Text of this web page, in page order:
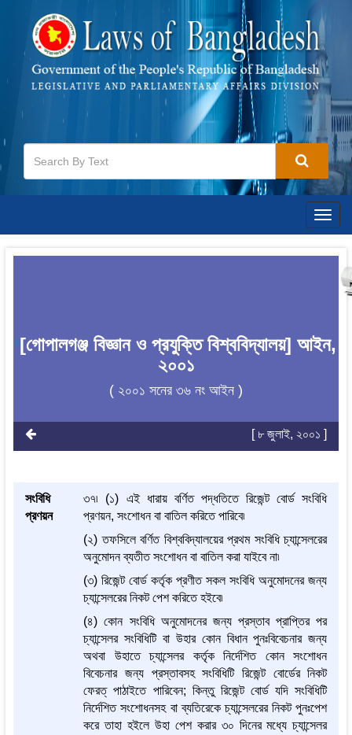
1[গোপালগঞ্জ বিজ্ঞান ও প্রযুক্তি বিশ্ববিদ্যালয়] আইন,
২০০১
( ২০০১ সনের ৩৬ নং আইন )
[ ৮ জুলাই, ২০০১ ]
সংবিধি
প্রণয়ন
৩৭৷ (১) এই ধারায় বর্ণিত পদ্ধতিতে রিজেন্ট বোর্ড সংবিধি
প্রণয়ন, সংশোধন বা বাতিল করিতে পারিবে৷
(২) তফসিলে বর্ণিত বিশ্ববিদ্যালয়ের প্রথম সংবিধি চ্যান্সেলরের
অনুমোদন ব্যতীত সংশোধন বা বাতিল করা যাইবে না৷
(৩) রিজেন্ট বোর্ড কর্তৃক প্রণীত সকল সংবিধি অনুমোদনের জন্য
চ্যান্সেলরের নিকট পেশ করিতে হইবে৷
(৪) কোন সংবিধি অনুমোদনের জন্য প্রস্তাব প্রাপ্তির পর
চ্যান্সেলর সংবিধিটি বা উহার কোন বিধান পুনঃবিবেচনার জন্য
অথবা উহাতে চ্যান্সেলর কর্তৃক নির্দেশিত কোন সংশোধন
বিবেচনার জন্য প্রস্তাবসহ সংবিধিটি রিজেন্ট বোর্ডের নিকট
ফেরত্ পাঠাইতে পারিবেন; কিন্তু রিজেন্ট বোর্ড যদি সংবিধিটি
নির্দেশিত সংশোধনসহ বা ব্যতিরেকে চ্যান্সেলরের নিকট পুনঃপেশ
করে তাহা হইলে উহা পেশ করার ৩০ দিনের মধ্যে চ্যান্সেলর